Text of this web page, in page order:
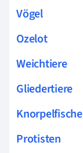
Vögel
Ozelot
Weichtiere
Gliedertiere
Knorpelfische
Protisten